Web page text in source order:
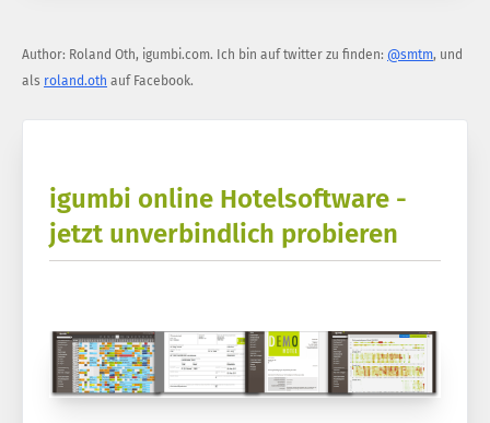
Author: Roland Oth, igumbi.com. Ich bin auf twitter zu finden: @smtm, und
als roland.oth auf Facebook.
igumbi online Hotelsoftware -
jetzt unverbindlich probieren